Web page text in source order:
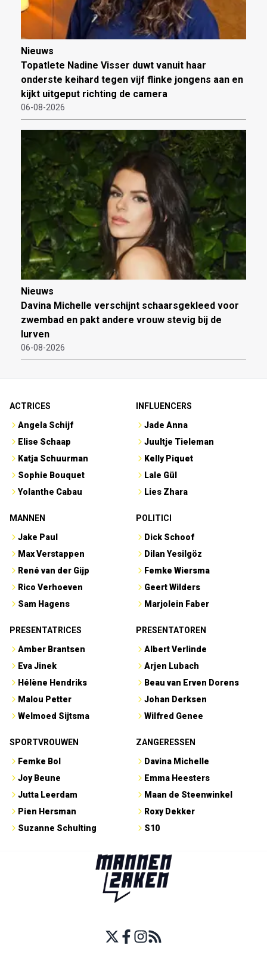
Nieuws
Topatlete Nadine Visser duwt vanuit haar
onderste keihard tegen vijf flinke jongens aan en
kijkt uitgeput richting de camera
06-08-2026
Nieuws
Davina Michelle verschijnt schaarsgekleed voor
zwembad en pakt andere vrouw stevig bij de
lurven
06-08-2026
ACTRICES
Angela Schijf
Elise Schaap
Katja Schuurman
Sophie Bouquet
Yolanthe Cabau
INFLUENCERS
Jade Anna
Juultje Tieleman
Kelly Piquet
Lale Gül
Lies Zhara
MANNEN
Jake Paul
Max Verstappen
René van der Gijp
Rico Verhoeven
Sam Hagens
POLITICI
Dick Schoof
Dilan Yesilgöz
Femke Wiersma
Geert Wilders
Marjolein Faber
PRESENTATRICES
Amber Brantsen
Eva Jinek
Hélène Hendriks
Malou Petter
Welmoed Sijtsma
PRESENTATOREN
Albert Verlinde
Arjen Lubach
Beau van Erven Dorens
Johan Derksen
Wilfred Genee
SPORTVROUWEN
Femke Bol
Joy Beune
Jutta Leerdam
Pien Hersman
Suzanne Schulting
ZANGERESSEN
Davina Michelle
Emma Heesters
Maan de Steenwinkel
Roxy Dekker
S10